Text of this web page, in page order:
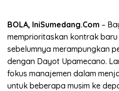
BOLA, IniSumedang.Com –
memprioritaskan kontrak
sebelumnya merampungkan
dengan Dayot Upamecano.
fokus manajemen dalam
untuk beberapa musim ke